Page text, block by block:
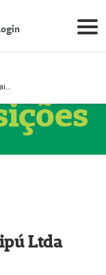
Prestador Clínica Itaipú Ltda (51004348-2)
Ltda